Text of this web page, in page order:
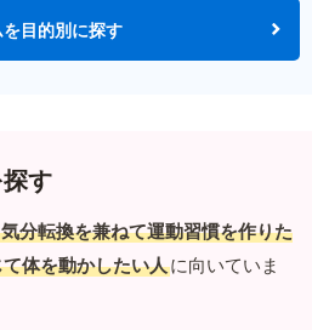
目的別に探す
す
気分転換を兼ねて運動習慣を作りた
体を動かしたい人に向いていま